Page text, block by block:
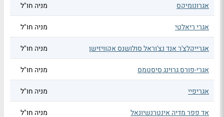
אגרונומיקס מניה חו"ל
אגרי ריאלטי מניה חו"ל
אגרייקלצ'ר אנד נצ'וראל סולושנס אקוויזישן מניה חו"ל
אגרי-פורס גרוינג סיסטמס מניה חו"ל
אגריפיי מניה חו"ל
אד פפר מדיה אינטרנשיונאל מניה חו"ל